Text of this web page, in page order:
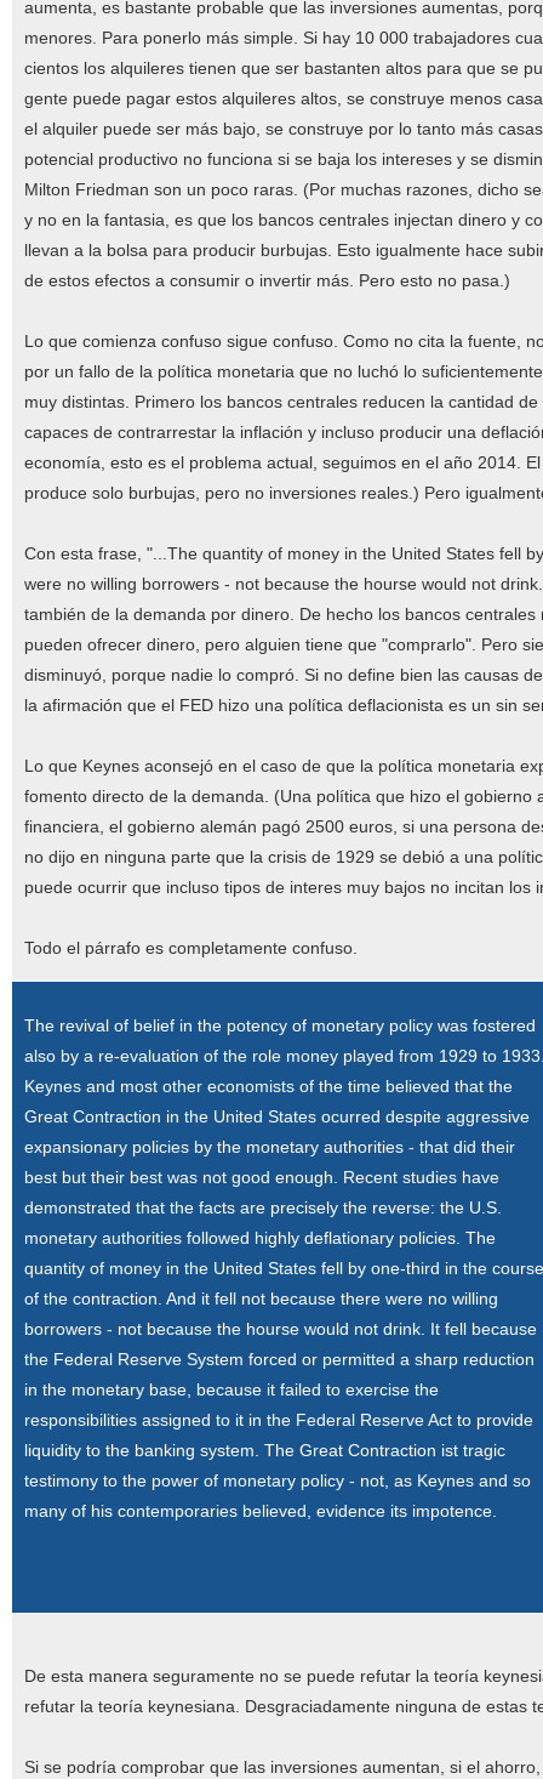
aumenta, es bastante probable que las inversiones aumentas,
menores. Para ponerlo más simple. Si hay 10 000 trabajadores
cientos los alquileres tienen que ser bastanten altos para que se
gente puede pagar estos alquileres altos, se construye menos
el alquiler puede ser más bajo, se construye por lo tanto más
potencial productivo no funciona si se baja los intereses y se
Milton Friedman son un poco raras. (Por muchas razones, dicho
y no en la fantasia, es que los bancos centrales injectan dinero y
llevan a la bolsa para producir burbujas. Esto igualmente hace
de estos efectos a consumir o invertir más. Pero esto no pasa.)
Lo que comienza confuso sigue confuso. Como no cita la fuente,
por un fallo de la política monetaria que no luchó lo
muy distintas. Primero los bancos centrales reducen la cantidad
capaces de contrarrestar la inflación y incluso producir una
economía, esto es el problema actual, seguimos en el año 2014.
produce solo burbujas, pero no inversiones reales.) Pero
Con esta frase, "...The quantity of money in the United States fell
were no willing borrowers - not because the hourse would not
también de la demanda por dinero. De hecho los bancos
pueden ofrecer dinero, pero alguien tiene que "comprarlo". Pero
disminuyó, porque nadie lo compró. Si no define bien las causas
la afirmación que el FED hizo una política deflacionista es un sin
Lo que Keynes aconsejó en el caso de que la política monetaria
fomento directo de la demanda. (Una política que hizo el
financiera, el gobierno alemán pagó 2500 euros, si una persona
no dijo en ninguna parte que la crisis de 1929 se debió a una
puede ocurrir que incluso tipos de interes muy bajos no incitan los
Todo el párrafo es completamente confuso.
The revival of belief in the potency of monetary policy was fostered
also by a re-evaluation of the role money played from 1929 to
Keynes and most other economists of the time believed that the
Great Contraction in the United States ocurred despite aggressive
expansionary policies by the monetary authorities - that did their
best but their best was not good enough. Recent studies have
demonstrated that the facts are precisely the reverse: the U.S.
monetary authorities followed highly deflationary policies. The
quantity of money in the United States fell by one-third in the course
of the contraction. And it fell not because there were no willing
borrowers - not because the hourse would not drink. It fell because
the Federal Reserve System forced or permitted a sharp reduction
in the monetary base, because it failed to exercise the
responsibilities assigned to it in the Federal Reserve Act to provide
liquidity to the banking system. The Great Contraction ist tragic
testimony to the power of monetary policy - not, as Keynes and so
many of his contemporaries believed, evidence its impotence.
De esta manera seguramente no se puede refutar la teoría
refutar la teoría keynesiana. Desgraciadamente ninguna de
Si se podría comprobar que las inversiones aumentan, si el